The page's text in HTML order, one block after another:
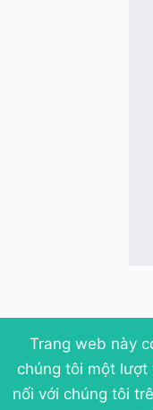
Trang web này
chúng tôi một lượt
nối với chúng tôi